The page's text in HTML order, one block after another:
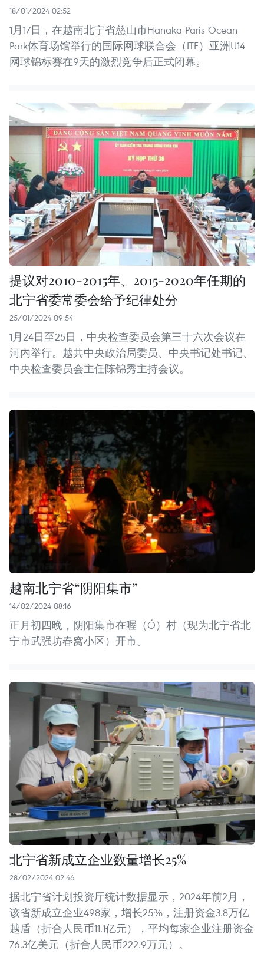
18/01/2024 02:52
1月17日，在越南北宁省慈山市Hanaka Paris Ocean
Park体育场馆举行的国际网球联合会（ITF）亚洲U14
网球锦标赛在9天的激烈竞争后正式闭幕。
提议对2010-2015年、2015-2020年任期的
北宁省委常委会给予纪律处分
25/01/2024 09:54
1月24日至25日，中央检查委员会第三十六次会议在
河内举行。越共中央政治局委员、中央书记处书记、
中央检查委员会主任陈锦秀主持会议。
越南北宁省“阴阳集市”
14/02/2024 08:16
正月初四晚，阴阳集市在喔（Ó）村（现为北宁省北
宁市武强坊春窝小区）开市。
北宁省新成立企业数量增长25%
28/02/2024 02:46
据北宁省计划投资厅统计数据显示，2024年前2月，
该省新成立企业498家，增长25%，注册资金3.8万亿
越盾（折合人民币11.1亿元），平均每家企业注册资金
76.3亿美元（折合人民币222.9万元）。